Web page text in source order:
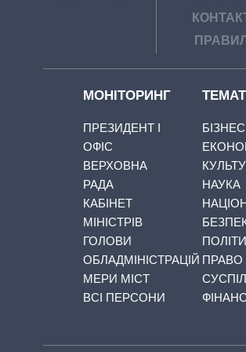
МОНІТОРИНГ
ПРЕЗИДЕНТ І
ОФІС
ВЕРХОВНА
РАДА
КАБІНЕТ
МІНІСТРІВ
ГОЛОВИ
ОБЛАДМІНІСТРАЦІЙ
МЕРИ МІСТ
ВСІ ПЕРСОНИ
БІЗНЕС
НАУКА
ПРАВО